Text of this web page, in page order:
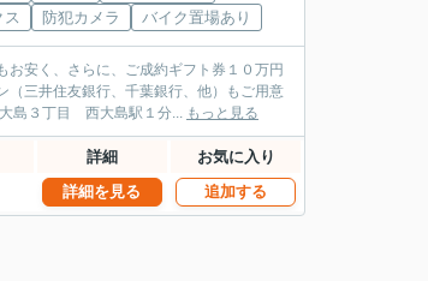
ス
防犯カメラ バイク置場あり
安く、さらに、ご成約ギフト券１０万円
（三井住友銀行、千葉銀行、他）もご用意
島３丁目 西大島駅１分... もっと見る
詳細 お気に入り
詳細を見る 追加する